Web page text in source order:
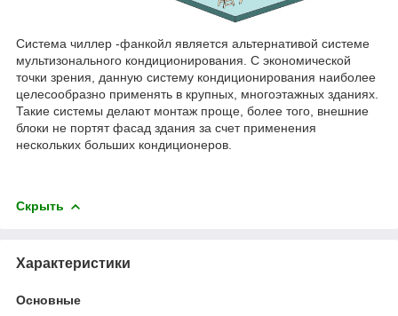
Система чиллер -фанкойл является альтернативой системе
мультизонального кондиционирования. С экономической
точки зрения, данную систему кондиционирования наиболее
целесообразно применять в крупных, многоэтажных зданиях.
Такие системы делают монтаж проще, более того, внешние
блоки не портят фасад здания за счет применения
нескольких больших кондиционеров.
Скрыть
Характеристики
Основные